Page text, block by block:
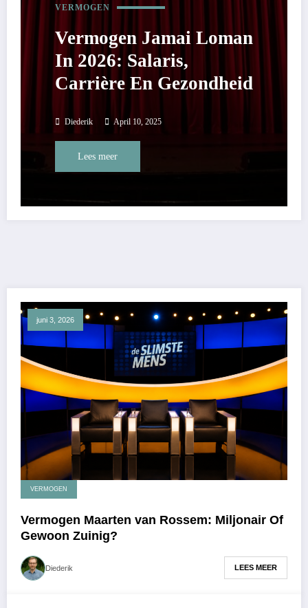
VERMOGEN
Vermogen Jamai Loman
In 2026: Salaris,
Carrière En Gezondheid
Diederik April 10, 2025
Lees meer
juni 3, 2026
VERMOGEN
Vermogen Maarten van Rossem: Miljonair Of
Gewoon Zuinig?
Diederik LEES MEER